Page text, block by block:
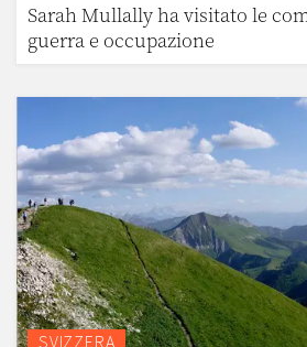
Sarah Mullally ha visitato le
guerra e occupazione
SVIZZERA